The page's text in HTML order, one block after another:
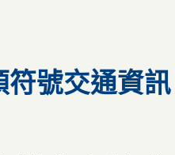
交通資訊